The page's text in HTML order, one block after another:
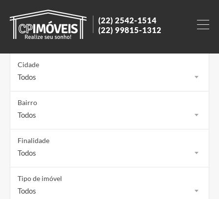
Cidade
Todos
Bairro
Todos
Finalidade
Todos
Tipo de imóvel
Todos